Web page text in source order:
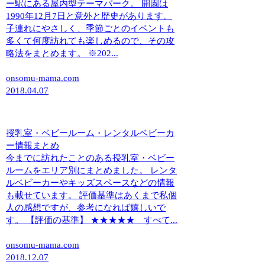
ー駅にある屋内型テーマパーク。 開園は
1990年12月7日と意外と歴史があります。
子連れにやさしく、季節ごとのイベントも
多くて何度訪れても楽しめるので、その攻
略法をまとめます。 ※202...
onsomu-mama.com
2018.04.07
授乳室・ベビールーム・レンタルベビーカ
ー情報まとめ
今までに訪れたことのある授乳室・ベビー
ルームをエリア別にまとめました。 レンタ
ルベビーカーやキッズスペースなどの情報
も載せています。 評価基準はあくまで私個
人の感想ですが、参考になれば嬉しいで
す。 【評価の基準】 ★★★★★ すべて...
onsomu-mama.com
2018.12.07